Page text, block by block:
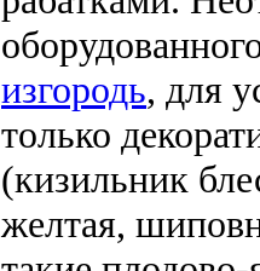
изгородь, для
только
(кизильник
желтая,